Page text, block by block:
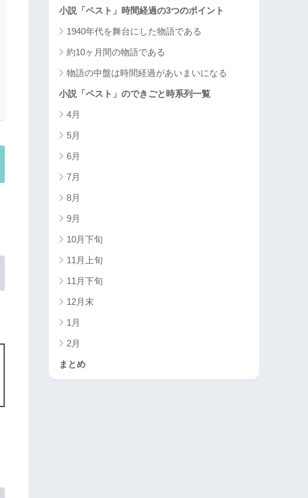
小説「ペスト」時間経過の3つのポイント
1940年代を舞台にした物語である
約10ヶ月間の物語である
物語の中盤は時間経過があいまいになる
小説「ペスト」のできごと時系列一覧
4月
5月
6月
7月
8月
9月
10月下旬
11月上旬
11月下旬
12月末
1月
2月
まとめ